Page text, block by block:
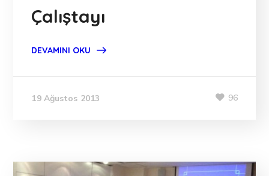
Çalıştayı
DEVAMINI OKU
19 Ağustos 2013 96